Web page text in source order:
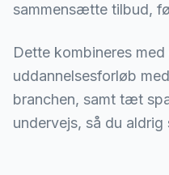
sammensætte tilbud,
Dette kombineres
uddannelsesforløb
branchen, samt tæt
undervejs, så du aldrig